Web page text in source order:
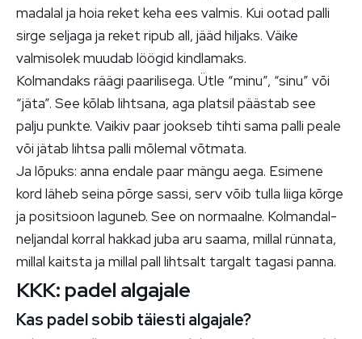
madalal ja hoia reket keha ees valmis. Kui ootad palli
sirge seljaga ja reket ripub all, jääd hiljaks. Väike
valmisolek muudab löögid kindlamaks.
Kolmandaks räägi paarilisega. Ütle “minu”, “sinu” või
“jäta”. See kõlab lihtsana, aga platsil päästab see
palju punkte. Vaikiv paar jookseb tihti sama palli peale
või jätab lihtsa palli mõlemal võtmata.
Ja lõpuks: anna endale paar mängu aega. Esimene
kord läheb seina põrge sassi, serv võib tulla liiga kõrge
ja positsioon laguneb. See on normaalne. Kolmandal-
neljandal korral hakkad juba aru saama, millal rünnata,
millal kaitsta ja millal pall lihtsalt targalt tagasi panna.
KKK: padel algajale
Kas padel sobib täiesti algajale?